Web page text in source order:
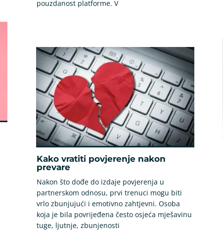
pouzdanost platforme. V
Kako vratiti povjerenje nakon
prevare
Nakon što dođe do izdaje povjerenja u
partnerskom odnosu, prvi trenuci mogu biti
vrlo zbunjujući i emotivno zahtjevni. Osoba
koja je bila povrijeđena često osjeća mješavinu
tuge, ljutnje, zbunjenosti